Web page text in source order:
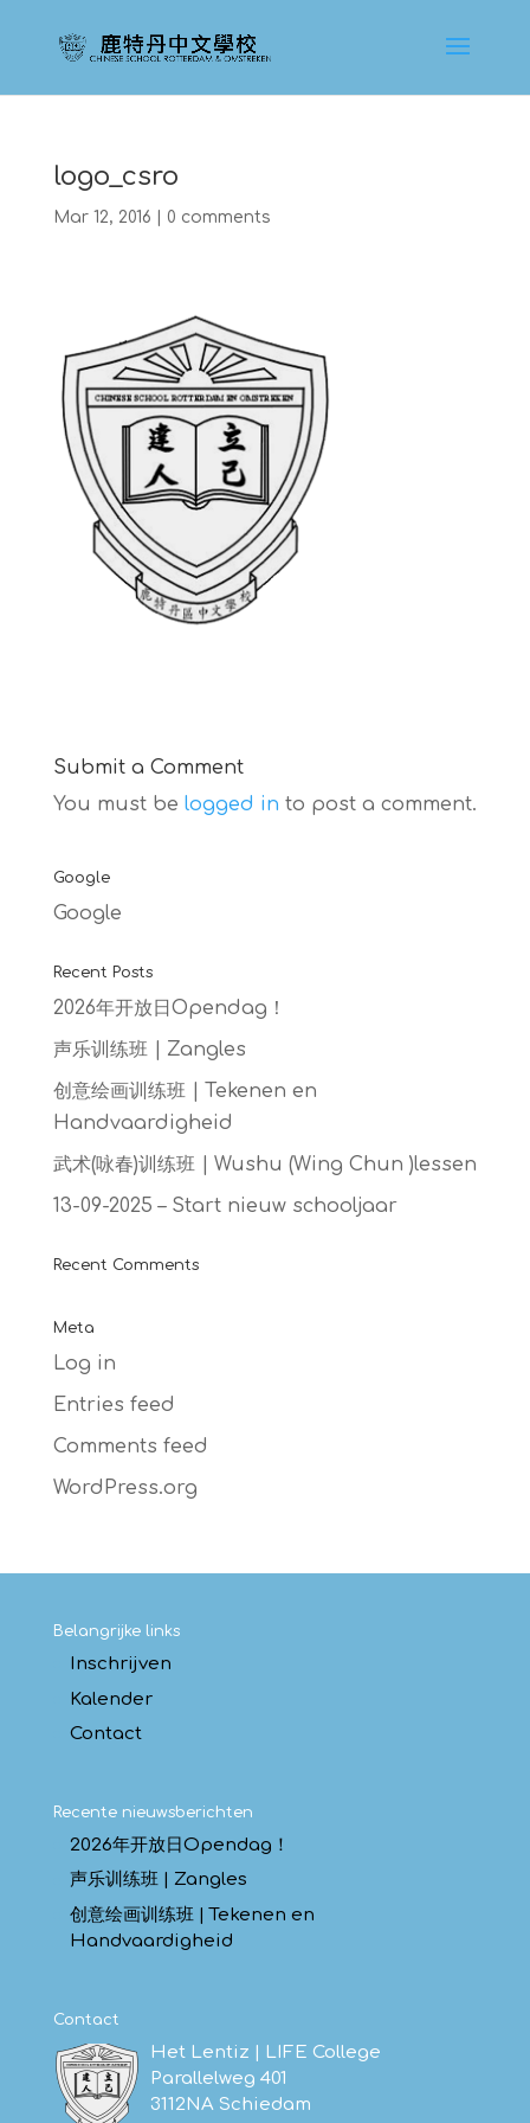
logo_csro
Mar 12, 2016 0 comments
Submit a Comment
You must be logged in to post a comment.
Google
Google
Recent Posts
2026年开放日Opendag！
声乐训练班 | Zangles
创意绘画训练班 | Tekenen en
Handvaardigheid
武术(咏春)训练班 | Wushu (Wing Chun )lessen
13-09-2025 – Start nieuw schooljaar
Recent Comments
Meta
Log in
Entries feed
Comments feed
WordPress.org
Belangrijke links
Inschrijven
Kalender
Contact
Recente nieuwsberichten
2026年开放日Opendag！
声乐训练班 | Zangles
创意绘画训练班 | Tekenen en
Handvaardigheid
Contact
Het Lentiz | LIFE College
Parallelweg 401
3112NA Schiedam